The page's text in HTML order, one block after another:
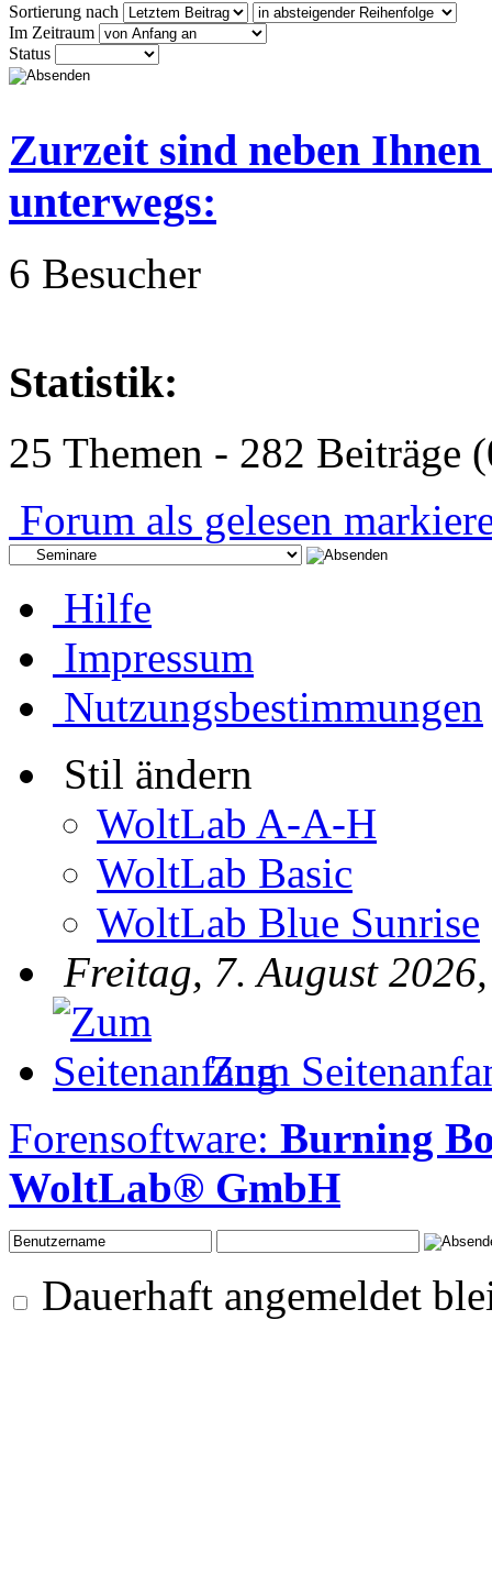
Sortierung nach
Im Zeitraum
Status
Zurzeit sind neben
unterwegs:
6 Besucher
Statistik:
25 Themen - 282 Beiträge
Forum als gelesen
Hilfe
Impressum
Nutzungsbestimmungen
Stil ändern
WoltLab A-A-H
WoltLab Basic
WoltLab Blue Sunrise
Freitag, 7. August
Zum
Forensoftware: Burning
WoltLab® GmbH
Dauerhaft angemeldet